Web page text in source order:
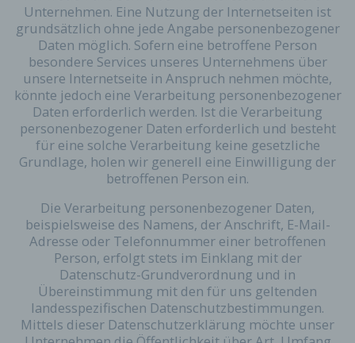
Unternehmen. Eine Nutzung der Internetseiten ist
grundsätzlich ohne jede Angabe personenbezogener
Daten möglich. Sofern eine betroffene Person
besondere Services unseres Unternehmens über
unsere Internetseite in Anspruch nehmen möchte,
könnte jedoch eine Verarbeitung personenbezogener
Daten erforderlich werden. Ist die Verarbeitung
personenbezogener Daten erforderlich und besteht
für eine solche Verarbeitung keine gesetzliche
Grundlage, holen wir generell eine Einwilligung der
betroffenen Person ein.
Die Verarbeitung personenbezogener Daten,
beispielsweise des Namens, der Anschrift, E-Mail-
Adresse oder Telefonnummer einer betroffenen
Person, erfolgt stets im Einklang mit der
Datenschutz-Grundverordnung und in
Übereinstimmung mit den für uns geltenden
landesspezifischen Datenschutzbestimmungen.
Mittels dieser Datenschutzerklärung möchte unser